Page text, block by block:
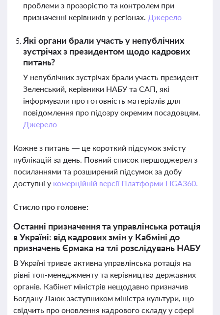
проблеми з прозорістю та контролем при
призначенні керівників у регіонах. Джерело
Які органи брали участь у непублічних
зустрічах з президентом щодо кадрових
питань?
У непублічних зустрічах брали участь президент
Зеленський, керівники НАБУ та САП, які
інформували про готовність матеріалів для
повідомлення про підозру окремим посадовцям.
Джерело
Кожне з питань — це короткий підсумок змісту
публікацій за день. Повний список першоджерел з
посиланнями та розширений підсумок за добу
доступні у комерційній версії Платформи LIGA360.
Стисло про головне:
Останні призначення та управлінська ротація
в Україні: від кадрових змін у Кабміні до
призначень Єрмака на тлі розслідувань НАБУ
В Україні триває активна управлінська ротація на
рівні топ-менеджменту та керівництва державних
органів. Кабінет міністрів нещодавно призначив
Богдану Лаюк заступником міністра культури, що
свідчить про оновлення кадрового складу у сфері